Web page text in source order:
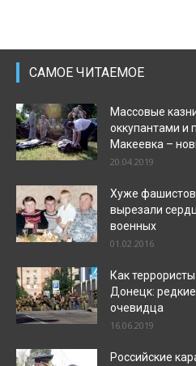
САМОЕ ЧИТАЕМОЕ
Массовые
оккупантами и
Макеевка –
20.04.2019
Хуже
вырезали
военных
01.02.2016
Как
Донецк:
очевидца
16.06.2019
Российские